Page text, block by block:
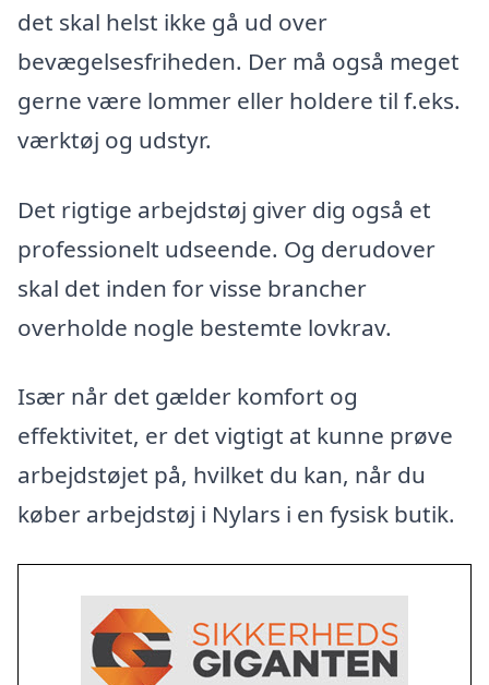
det skal helst ikke gå ud over
bevægelsesfriheden. Der må også meget
gerne være lommer eller holdere til f.eks.
værktøj og udstyr.
Det rigtige arbejdstøj giver dig også et
professionelt udseende. Og derudover
skal det inden for visse brancher
overholde nogle bestemte lovkrav.
Især når det gælder komfort og
effektivitet, er det vigtigt at kunne prøve
arbejdstøjet på, hvilket du kan, når du
køber arbejdstøj i Nylars i en fysisk butik.